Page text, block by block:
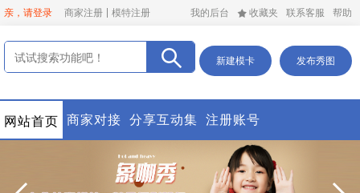
亲，请登录 商家注册 模特注册 我的后台 收藏夹 联系客服 帮助
新建模卡 发布秀图
网站首页 商家对接 分享互动集 注册账号